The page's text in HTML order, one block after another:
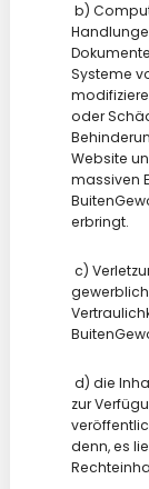
b)
Systeme
oder
Website
massiven
erbringt.
c)
d) die
zur
denn, es